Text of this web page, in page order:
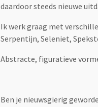
daardoor steeds nieuwe
Ik werk graag met
Serpentijn, Seleniet,
Abstracte, figuratieve
Ben je nieuwsgierig